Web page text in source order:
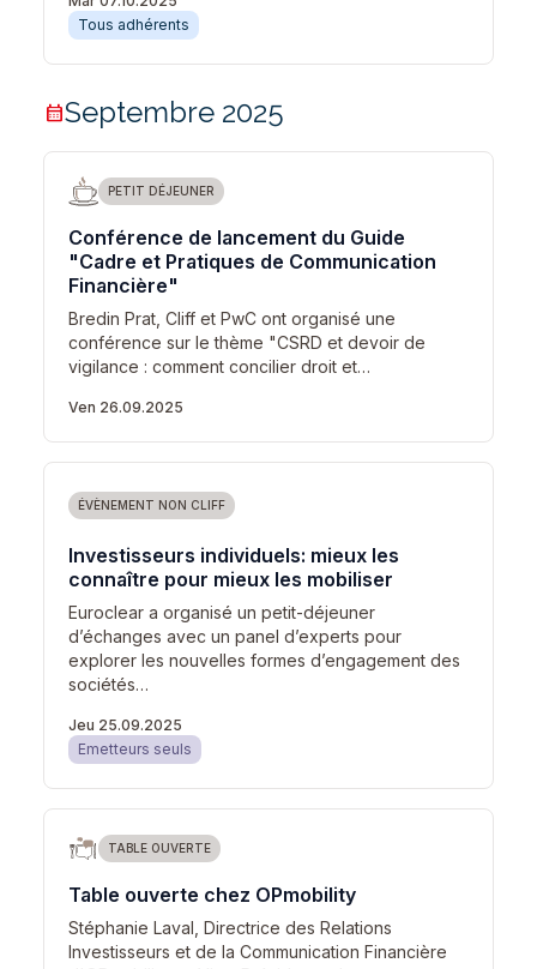
Tous adhérents
calendar_monthSeptembre 2025
PETIT DÉJEUNER
Conférence de lancement du Guide
"Cadre et Pratiques de Communication
Financière"
Bredin Prat, Cliff et PwC ont organisé une
conférence sur le thème "CSRD et devoir de
vigilance : comment concilier droit et…
Ven 26.09.2025
ÉVÈNEMENT NON CLIFF
Investisseurs individuels: mieux les
connaître pour mieux les mobiliser
Euroclear a organisé un petit-déjeuner
d’échanges avec un panel d’experts pour
explorer les nouvelles formes d’engagement des
sociétés…
Jeu 25.09.2025
Emetteurs seuls
TABLE OUVERTE
Table ouverte chez OPmobility
Stéphanie Laval, Directrice des Relations
Investisseurs et de la Communication Financière